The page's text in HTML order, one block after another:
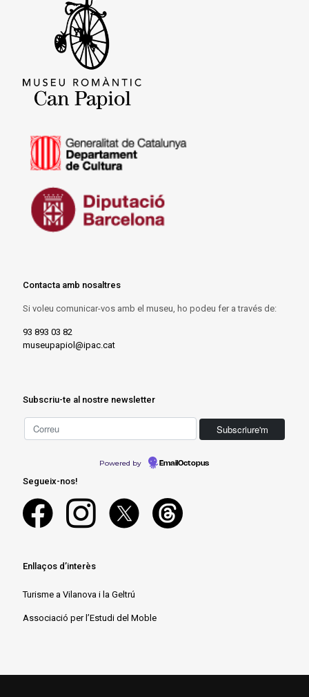
Contacta amb nosaltres
Si voleu comunicar-vos amb el museu, ho podeu fer a través de:
93 893 03 82
museupapiol@ipac.cat
Subscriu-te al nostre newsletter
Powered by EmailOctopus
Segueix-nos!
Enllaços d’interès
Turisme a Vilanova i la Geltrú
Associació per l’Estudi del Moble